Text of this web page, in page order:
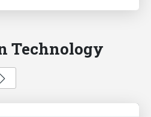
Technology